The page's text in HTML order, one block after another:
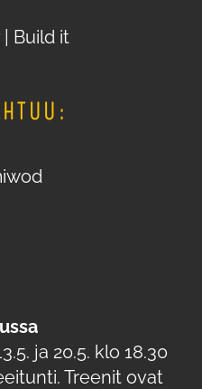
Build it
ja 20.5. klo 18.30
Treenit ovat